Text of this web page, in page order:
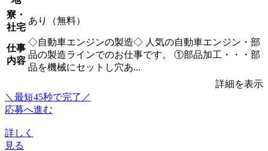
寮・
社宅
あり（無料）
仕事
内容
◇自動車エンジンの製造◇ 人気の自動車エンジン・部
品の製造ラインでのお仕事です。 ①部品加工・・・部
品を機械にセットし穴あ...
詳細を表示
＼最短45秒で完了／
応募へ進む
詳しく
見る